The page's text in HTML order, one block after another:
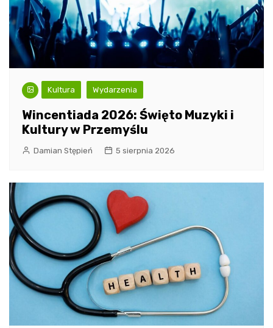
Kultura Wydarzenia
Wincentiada 2026: Święto Muzyki i
Kultury w Przemyślu
Damian Stępień 5 sierpnia 2026